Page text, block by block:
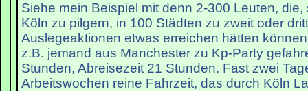
Siehe mein Beispiel mit denn 2-300 Leuten,
Köln zu pilgern, in 100 Städten zu zweit oder
Auslegeaktionen etwas erreichen hätten
z.B. jemand aus Manchester zu Kp-Party
Stunden, Abreisezeit 21 Stunden. Fast zwei
Arbeitswochen reine Fahrzeit, das durch Köln